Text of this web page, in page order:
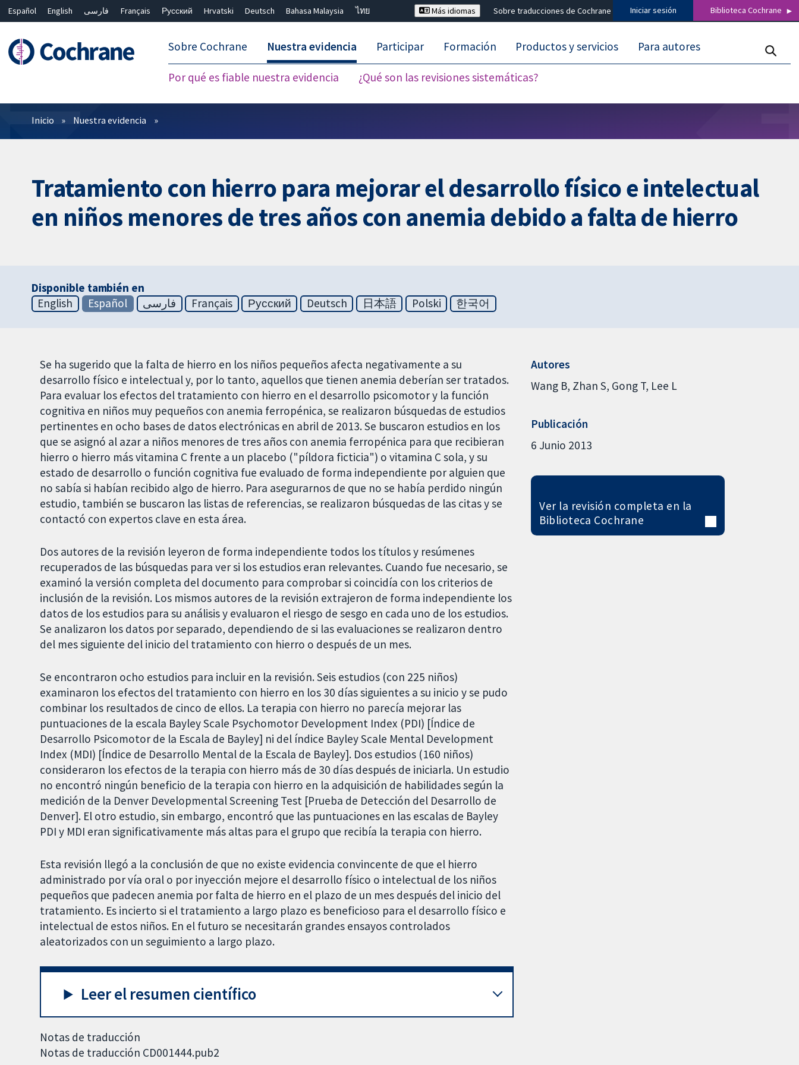
Español English فارسی Français Русский Hrvatski Deutsch Bahasa Malaysia
ไทย
Más idiomas Sobre traducciones de Cochrane Iniciar sesión Biblioteca Cochrane
Sobre Cochrane Nuestra evidencia
Por qué es fiable nuestra evidencia ¿Qué son las revisiones sistemáticas?
Participar Formación Productos y servicios Para autores
Filtros
Inicio Nuestra evidencia
Tratamiento con hierro para mejorar el desarrollo físico e intelectual
en niños menores de tres años con anemia debido a falta de hierro
Disponible también en
English
Español فارسی Français Русский Deutsch 日本語 Polski 한국어
Se ha sugerido que la falta de hierro en los niños pequeños afecta negativamente a su
desarrollo físico e intelectual y, por lo tanto, aquellos que tienen anemia deberían ser tratados.
Para evaluar los efectos del tratamiento con hierro en el desarrollo psicomotor y la función
cognitiva en niños muy pequeños con anemia ferropénica, se realizaron búsquedas de estudios
pertinentes en ocho bases de datos electrónicas en abril de 2013. Se buscaron estudios en los
que se asignó al azar a niños menores de tres años con anemia ferropénica para que recibieran
hierro o hierro más vitamina C frente a un placebo ("píldora ficticia") o vitamina C sola, y su
estado de desarrollo o función cognitiva fue evaluado de forma independiente por alguien que
no sabía si habían recibido algo de hierro. Para asegurarnos de que no se había perdido ningún
estudio, también se buscaron las listas de referencias, se realizaron búsquedas de las citas y se
contactó con expertos clave en esta área.
Dos autores de la revisión leyeron de forma independiente todos los títulos y resúmenes
recuperados de las búsquedas para ver si los estudios eran relevantes. Cuando fue necesario, se
examinó la versión completa del documento para comprobar si coincidía con los criterios de
inclusión de la revisión. Los mismos autores de la revisión extrajeron de forma independiente los
datos de los estudios para su análisis y evaluaron el riesgo de sesgo en cada uno de los estudios.
Se analizaron los datos por separado, dependiendo de si las evaluaciones se realizaron dentro
del mes siguiente del inicio del tratamiento con hierro o después de un mes.
Se encontraron ocho estudios para incluir en la revisión. Seis estudios (con 225 niños)
examinaron los efectos del tratamiento con hierro en los 30 días siguientes a su inicio y se pudo
combinar los resultados de cinco de ellos. La terapia con hierro no parecía mejorar las
puntuaciones de la escala Bayley Scale Psychomotor Development Index (PDI) [Índice de
Desarrollo Psicomotor de la Escala de Bayley] ni del índice Bayley Scale Mental Development
Index (MDI) [Índice de Desarrollo Mental de la Escala de Bayley]. Dos estudios (160 niños)
consideraron los efectos de la terapia con hierro más de 30 días después de iniciarla. Un estudio
no encontró ningún beneficio de la terapia con hierro en la adquisición de habilidades según la
medición de la Denver Developmental Screening Test [Prueba de Detección del Desarrollo de
Denver]. El otro estudio, sin embargo, encontró que las puntuaciones en las escalas de Bayley
PDI y MDI eran significativamente más altas para el grupo que recibía la terapia con hierro.
Esta revisión llegó a la conclusión de que no existe evidencia convincente de que el hierro
administrado por vía oral o por inyección mejore el desarrollo físico o intelectual de los niños
pequeños que padecen anemia por falta de hierro en el plazo de un mes después del inicio del
tratamiento. Es incierto si el tratamiento a largo plazo es beneficioso para el desarrollo físico e
intelectual de estos niños. En el futuro se necesitarán grandes ensayos controlados
aleatorizados con un seguimiento a largo plazo.
Leer el resumen científico
Notas de traducción
Notas de traducción CD001444.pub2
Autores
Wang B Zhan S Gong T Lee L
Publicación
6 Junio 2013
Ver la revisión completa en la
Biblioteca Cochrane